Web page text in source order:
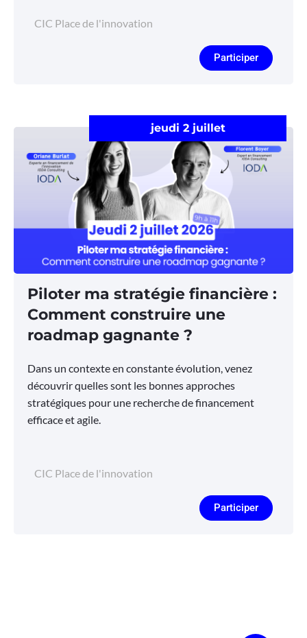
CIC Place de l'innovation
Participer
jeudi 2 juillet
Piloter ma stratégie financière :
Comment construire une
roadmap gagnante ?
Dans un contexte en constante évolution, venez
découvrir quelles sont les bonnes approches
stratégiques pour une recherche de financement
efficace et agile.
CIC Place de l'innovation
Participer